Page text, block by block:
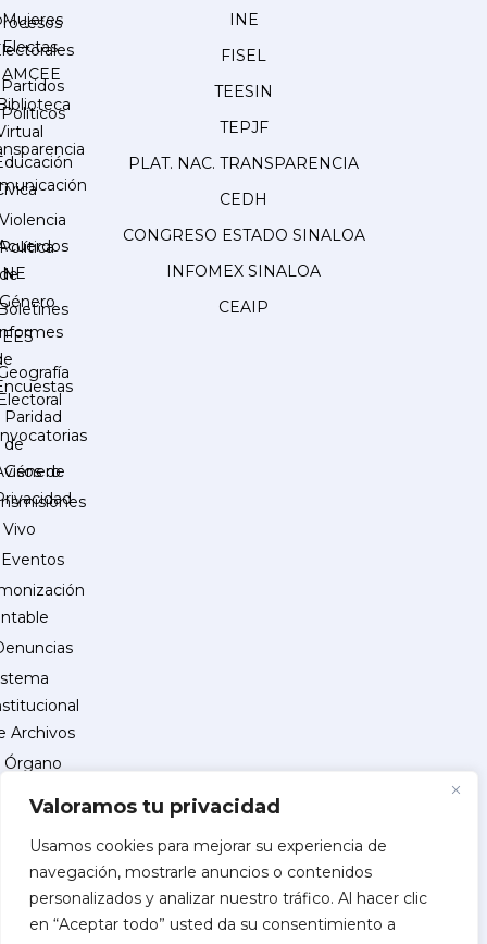
Valoramos tu privacidad
Usamos cookies para mejorar su experiencia de
navegación, mostrarle anuncios o contenidos
personalizados y analizar nuestro tráfico. Al hacer clic
en “Aceptar todo” usted da su consentimiento a
Partidos
Políticos
de
Mujeres
Electas
AMCEE
Violencia
Política
de
Género
Paridad
de
Género
Eventos
Archivos
Órgano
Control
INE
FISEL
TEESIN
TEPJF
PLAT. NAC. TRANSPARENCIA
CEDH
CONGRESO ESTADO SINALOA
INFOMEX SINALOA
CEAIP